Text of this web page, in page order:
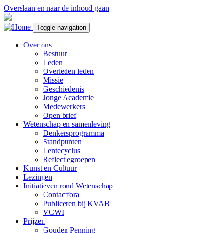
Overslaan en naar de inhoud gaan
Toggle navigation
Over ons
Bestuur
Leden
Overleden leden
Missie
Geschiedenis
Jonge Academie
Medewerkers
Open brief
Wetenschap en samenleving
Denkersprogramma
Standpunten
Lentecyclus
Reflectiegroepen
Kunst en Cultuur
Lezingen
Initiatieven rond Wetenschap
Contactfora
Publiceren bij KVAB
VCWI
Prijzen
Gouden Penning